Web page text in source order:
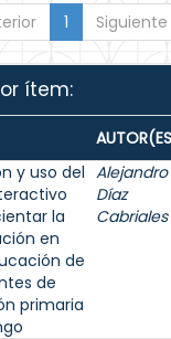
1 Siguiente
ítem:
y uso del
la
en
de
de
primaria
Alejandro
Díaz
Cabriales